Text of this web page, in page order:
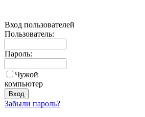
Вход пользователей
Пользователь:
Пароль:
Чужой
компьютер
Забыли пароль?